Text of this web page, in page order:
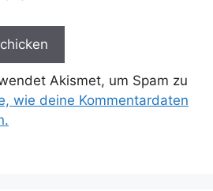
Akismet, um Spam zu
wie deine Kommentardaten